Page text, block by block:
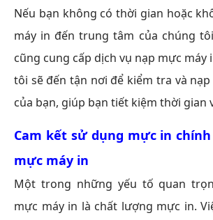
Nếu bạn không có thời gian hoặc
máy in đến trung tâm của chúng
cũng cung cấp dịch vụ nạp mực máy
tôi sẽ đến tận nơi để kiểm tra và
của bạn, giúp bạn tiết kiệm thời gian
Cam kết sử dụng mực in
mực máy in
Một trong những yếu tố quan
mực máy in là chất lượng mực in.